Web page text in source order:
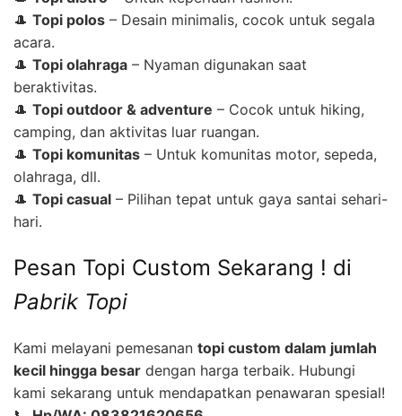
🎩 Topi polos – Desain minimalis, cocok untuk segala
acara.
🎩 Topi olahraga – Nyaman digunakan saat
beraktivitas.
🎩 Topi outdoor & adventure – Cocok untuk hiking,
camping, dan aktivitas luar ruangan.
🎩 Topi komunitas – Untuk komunitas motor, sepeda,
olahraga, dll.
🎩 Topi casual – Pilihan tepat untuk gaya santai sehari-
hari.
Pesan Topi Custom Sekarang ! di
Pabrik Topi
Kami melayani pemesanan topi custom dalam jumlah
kecil hingga besar dengan harga terbaik. Hubungi
kami sekarang untuk mendapatkan penawaran spesial!